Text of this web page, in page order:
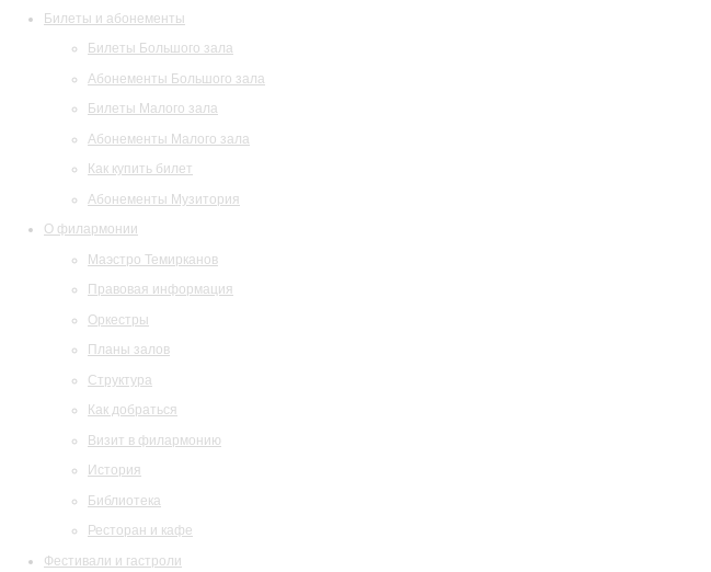
Билеты и абонементы
Билеты Большого зала
Абонементы Большого зала
Билеты Малого зала
Абонементы Малого зала
Как купить билет
Абонементы Музитория
О филармонии
Маэстро Темирканов
Правовая информация
Оркестры
Планы залов
Структура
Как добраться
Визит в филармонию
История
Библиотека
Ресторан и кафе
Фестивали и гастроли